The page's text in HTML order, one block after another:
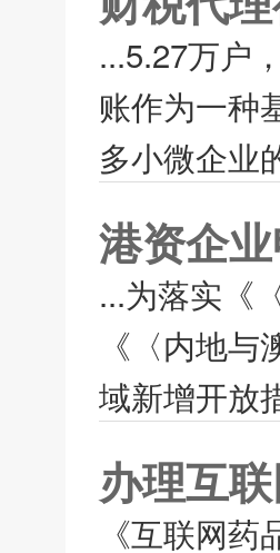
...5.27万户
账作为一种
多小微企业
港资企
...为落实《
《〈内地
域新增开放
办理互
《互联网